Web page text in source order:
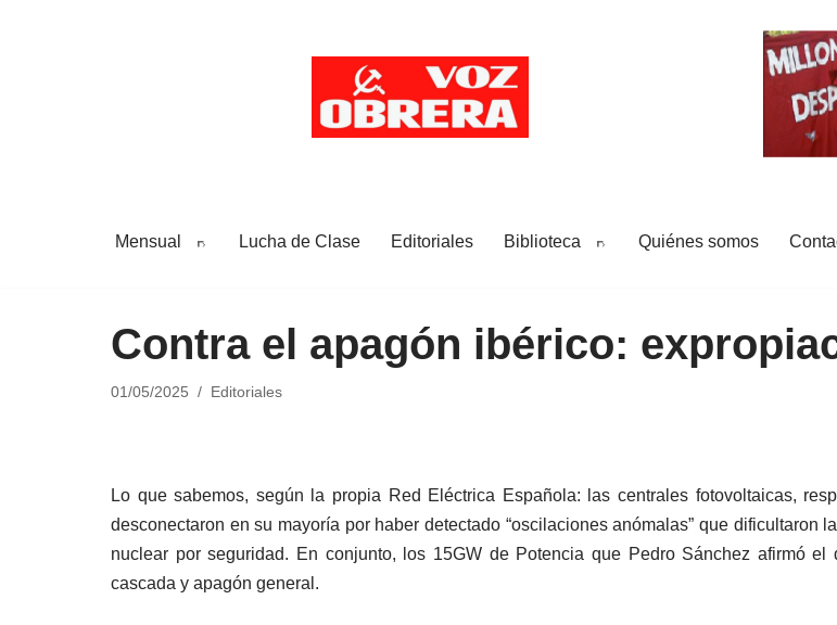
Mensual Lucha de Clase Editoriales Biblioteca Quiénes somos
Contra el apagón ibérico:
01/05/2025 Editoriales
Lo que sabemos, según la propia Red Eléctrica Española: las centrales fotovoltaicas,
desconectaron en su mayoría por haber detectado “oscilaciones anómalas” que dificultaron
nuclear por seguridad. En conjunto, los 15GW de Potencia que Pedro Sánchez afirmó
cascada y apagón general.